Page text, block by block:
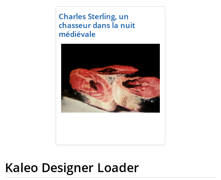
Charles Sterling, un
chasseur dans la nuit
médiévale
Kaleo Designer Loader